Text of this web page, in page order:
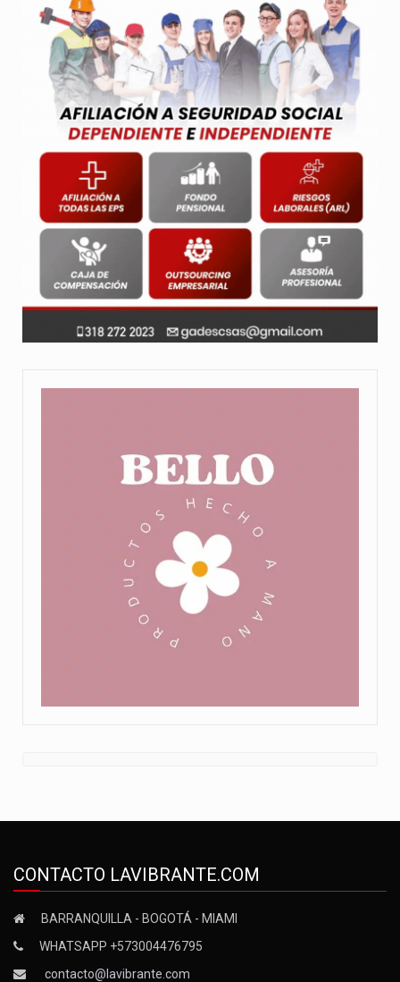
CONTACTO LAVIBRANTE.COM
BARRANQUILLA - BOGOTÁ - MIAMI
WHATSAPP +573004476795
contacto@lavibrante.com